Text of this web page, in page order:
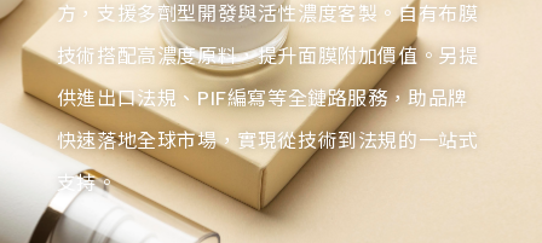
方，支援多劑型開發與活性濃度客製。自有布膜
技術搭配高濃度原料，提升面膜附加價值。另提
供進出口法規、PIF編寫等全鏈路服務，助品牌
快速落地全球市場，實現從技術到法規的一站式
支持。